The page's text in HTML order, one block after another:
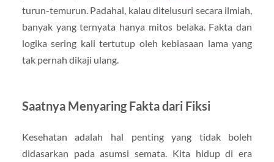
turun-temurun. Padahal, kalau ditelusuri secara ilmiah,
banyak yang ternyata hanya mitos belaka. Fakta dan
logika sering kali tertutup oleh kebiasaan lama yang
tak pernah dikaji ulang.
Saatnya Menyaring Fakta dari Fiksi
Kesehatan adalah hal penting yang tidak boleh
didasarkan pada asumsi semata. Kita hidup di era